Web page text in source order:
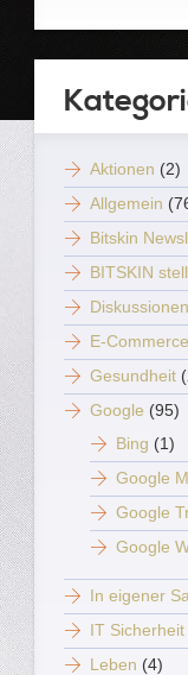
Aktionen (2)
Allgemein
Bitskin
BITSKIN
Diskussionen
E-Commerce
Gesundheit
Google (95)
Bing (1)
Google
Google
Google
In eigener
IT Sicherheit
Leben (4)